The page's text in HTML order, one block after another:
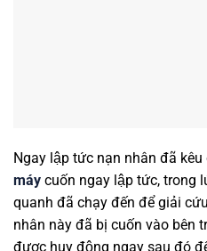
Ngay lập tức nạn nhân đã
máy cuốn ngay lập tức, trong
quanh đã chạy đến để giải
nhân này đã bị cuốn vào bên
được huy động ngay sau đó